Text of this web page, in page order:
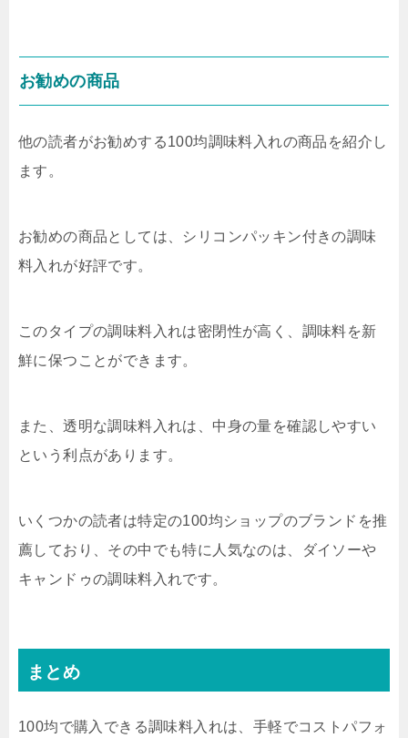
お勧めの商品
他の読者がお勧めする100均調味料入れの商品を紹介し
ます。
お勧めの商品としては、シリコンパッキン付きの調味
料入れが好評です。
このタイプの調味料入れは密閉性が高く、調味料を新
鮮に保つことができます。
また、透明な調味料入れは、中身の量を確認しやすい
という利点があります。
いくつかの読者は特定の100均ショップのブランドを推
薦しており、その中でも特に人気なのは、ダイソーや
キャンドゥの調味料入れです。
まとめ
100均で購入できる調味料入れは、手軽でコストパフォ